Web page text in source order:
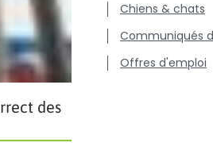
des
Chiens & chats
Communiqués
Offres d'emploi